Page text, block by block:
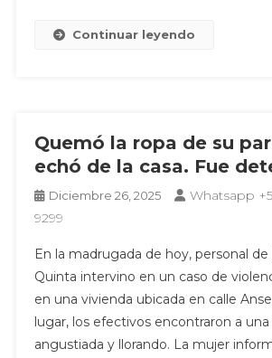
Continuar leyendo
Quemó la ropa de su
echó de la casa. Fue
Diciembre 26, 2025
Whatsapp
9299
En la madrugada de hoy, personal de
Quinta intervino en un caso de
en una vivienda ubicada en calle
lugar, los efectivos encontraron a
angustiada y llorando. La mujer